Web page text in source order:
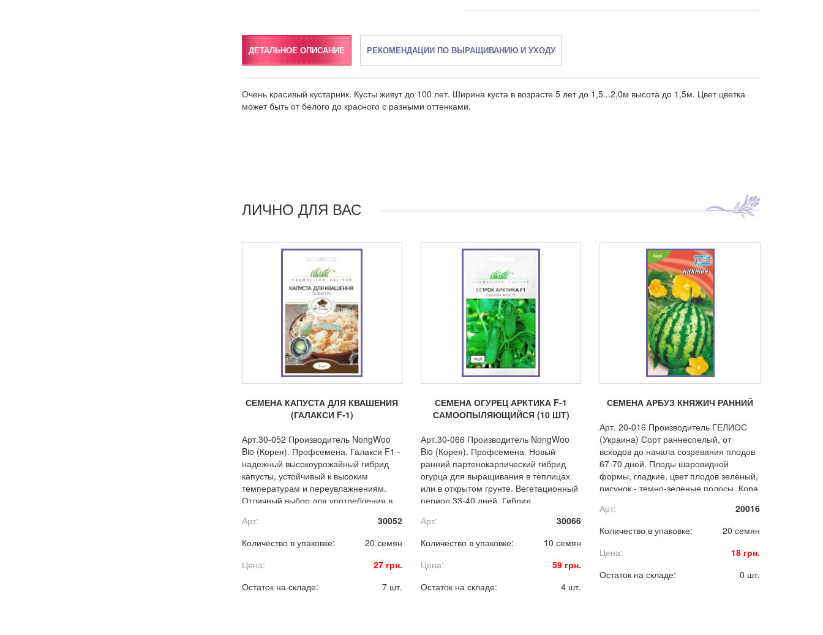
ДЕТАЛЬНОЕ ОПИСАНИЕ РЕКОМЕНДАЦИИ ПО ВЫРАЩИВАНИЮ И УХОДУ
Очень красивый кустарник. Кусты живут до 100 лет. Ширина куста в возрасте 5 лет до 1,5...2,0м высота до 1,5м. Цвет цветка
может быть от белого до красного с разными оттенками.
ЛИЧНО ДЛЯ ВАС
СЕМЕНА КАПУСТА ДЛЯ КВАШЕНИЯ
(ГАЛАКСИ F-1)
Арт.30-052 Производитель NongWoo
Bio (Корея). Профсемена. Галакси F1 -
надежный высокоурожайный гибрид
капусты, устойчивый к высоким
температурам и переувлажнениям.
Отличный выбор для употребления в
Арт:
30052
Количество в упаковке:
20 семян
Цена:
27 грн.
Остаток на складе:
7 шт.
СЕМЕНА ОГУРЕЦ АРКТИКА F-1
САМООПЫЛЯЮЩИЙСЯ (10 ШТ)
Арт.30-066 Производитель NongWoo
Bio (Корея). Профсемена. Новый
ранний партенокарпический гибрид
огурца для выращивания в теплицах
или в открытом грунте. Вегетационный
период 33-40 дней. Гибрид
урожайностью и отличным качеством
Арт:
30066
Количество в упаковке:
10 семян
Цена:
59 грн.
Остаток на складе:
4 шт.
СЕМЕНА АРБУЗ КНЯЖИЧ РАННИЙ
Арт. 20-016 Производитель ГЕЛИОС
(Украина) Сорт раннеспелый, от
всходов до начала созревания плодов
67-70 дней. Плоды шаровидной
формы, гладкие, цвет плодов зеленый,
рисунок - темно-зеленые полосы. Кора
малиновая, сочная, очень сладкая.
Арт:
20016
Количество в упаковке:
20 семян
Цена:
18 грн.
Остаток на складе:
0 шт.